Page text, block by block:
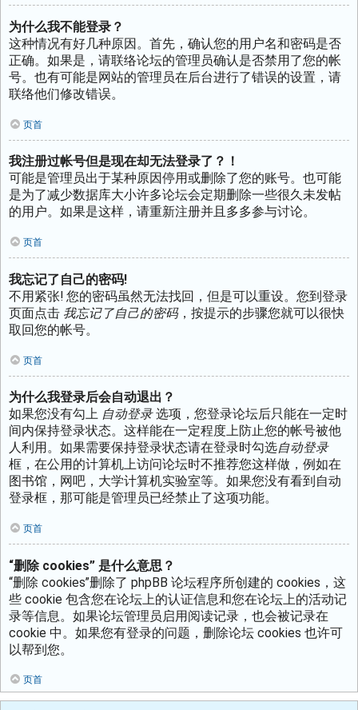
为什么我不能登录？
这种情况有好几种原因。首先，确认您的用户名和密码是否
正确。如果是，请联络论坛的管理员确认是否禁用了您的帐
号。也有可能是网站的管理员在后台进行了错误的设置，请
联络他们修改错误。
页首
我注册过帐号但是现在却无法登录了？！
可能是管理员出于某种原因停用或删除了您的账号。也可能
是为了减少数据库大小许多论坛会定期删除一些很久未发帖
的用户。如果是这样，请重新注册并且多多参与讨论。
页首
我忘记了自己的密码!
不用紧张! 您的密码虽然无法找回，但是可以重设。您到登录
页面点击 我忘记了自己的密码，按提示的步骤您就可以很快
取回您的帐号。
页首
为什么我登录后会自动退出？
如果您没有勾上 自动登录选项，您登录论坛后只能在一定时
间内保持登录状态。这样能在一定程度上防止您的帐号被他
人利用。如果需要保持登录状态请在登录时勾选自动登录
框，在公用的计算机上访问论坛时不推荐您这样做，例如在
图书馆，网吧，大学计算机实验室等。如果您没有看到自动
登录框，那可能是管理员已经禁止了这项功能。
页首
“删除 cookies” 是什么意思？
“删除 cookies”删除了 phpBB 论坛程序所创建的 cookies，这
些 cookie 包含您在论坛上的认证信息和您在论坛上的活动记
录等信息。如果论坛管理员启用阅读记录，也会被记录在
cookie 中。如果您有登录的问题，删除论坛 cookies 也许可
以帮到您。
页首